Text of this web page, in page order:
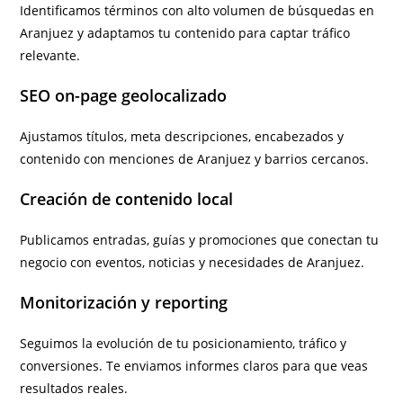
Identificamos términos con alto volumen de búsquedas en
Aranjuez y adaptamos tu contenido para captar tráfico
relevante.
SEO on-page geolocalizado
Ajustamos títulos, meta descripciones, encabezados y
contenido con menciones de Aranjuez y barrios cercanos.
Creación de contenido local
Publicamos entradas, guías y promociones que conectan tu
negocio con eventos, noticias y necesidades de Aranjuez.
Monitorización y reporting
Seguimos la evolución de tu posicionamiento, tráfico y
conversiones. Te enviamos informes claros para que veas
resultados reales.